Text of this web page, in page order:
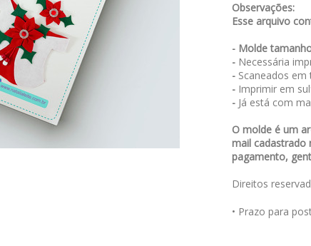
Observações:
Esse arquivo
- Molde
-Necessária
-Scaneados em
- Imprimir em
- Já está com
O molde é um
mail cadastrado
pagamento,
Direitos
• Prazo para